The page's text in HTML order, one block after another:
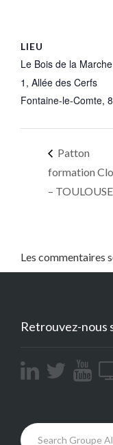
LIEU
Le Bois de la Marche
1, Allée des Cerfs
Fontaine-le-Comte,
Patton
formation
– TOULOUSE
Les commentaires
Retrouvez-nous